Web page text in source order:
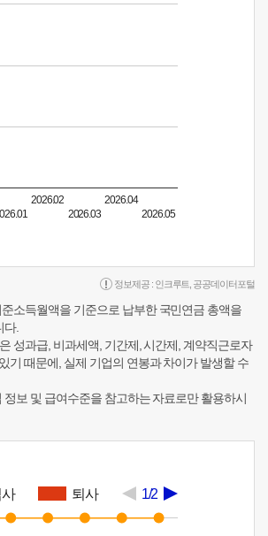
2026.02
2026.03
2026.04
2026.05
정보제공 : 인크루트 공공데이터포털
소득월액을 기준으로 납부한 국민연금 총액을
다.
성과급, 비과세액, 기간제, 시간제, 계약직근로자
기 때문에, 실제 기업의 연봉과 차이가 발생할 수
정보 및 급여수준을 참고하는 자료로만 활용하시
사 퇴사 1/2